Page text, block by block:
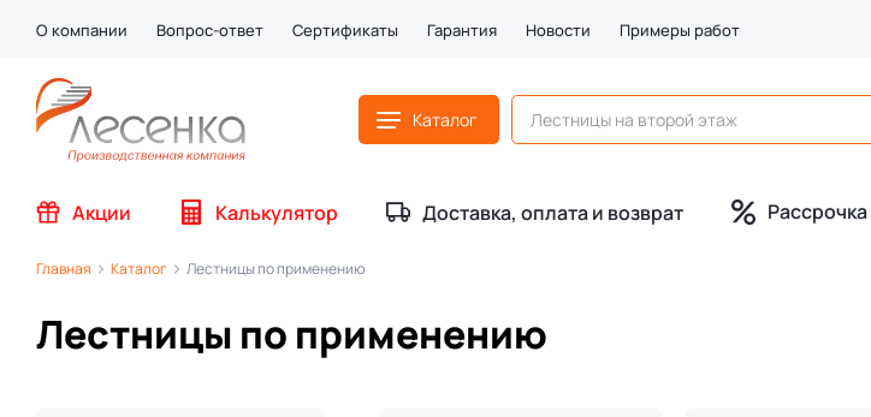
О компании Вопрос-ответ Сертификаты Гарантия Новости Примеры работ
Каталог
Акции Калькулятор Доставка, оплата и возврат Рассрочка
Главная Каталог Лестницы по применению
Лестницы по применению